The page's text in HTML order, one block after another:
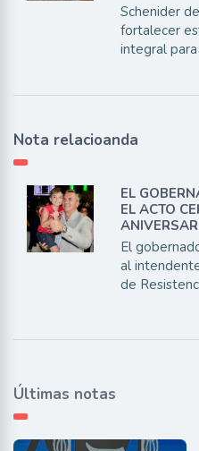
Schenider
fortalecer
integral
Nota relacioanda
EL
EL ACTO
El
al
de
Últimas notas